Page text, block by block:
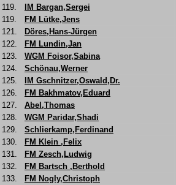
119.
IM Bargan,Sergei
119.
FM Lütke,Jens
121.
Döres,Hans-Jürgen
122.
FM Lundin,Jan
123.
WGM Foisor,Sabina
124.
Schönau,Werner
125.
IM Gschnitzer,Oswald,Dr.
126.
FM Bakhmatov,Eduard
127.
Abel,Thomas
128.
WGM Paridar,Shadi
129.
Schlierkamp,Ferdinand
130.
FM Klein ,Felix
131.
FM Zesch,Ludwig
132.
FM Bartsch ,Berthold
133.
FM Nogly,Christoph